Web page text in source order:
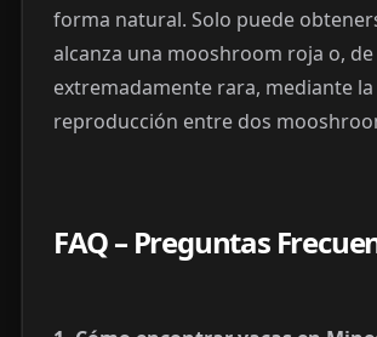
forma natural. Solo puede
alcanza una mooshroom roja o,
extremadamente rara, mediante la
reproducción entre dos
FAQ – Preguntas